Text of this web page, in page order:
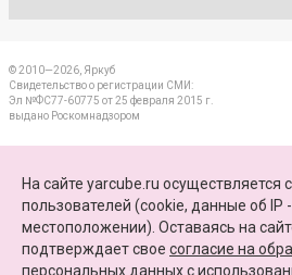
© 2010—2026, Яркуб
Свидетельство о регистрации СМИ:
Эл №ФС77-60775 от 25 февраля 2015 г.
выдано Роскомнадзором
ПАРТНЕРЫ
КАРТА САЙТА
На сайте yarcube.ru осуществляется
пользователей (cookie, данные об IP
местоположении). Оставаясь на
подтверждает свое согласие на
персональных данныхc